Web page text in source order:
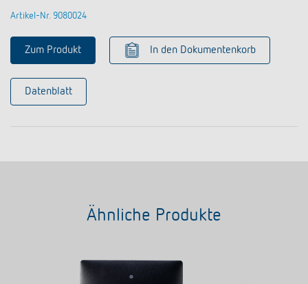
Artikel-Nr. 9080024
Zum Produkt In den Dokumentenkorb
Datenblatt
Ähnliche Produkte